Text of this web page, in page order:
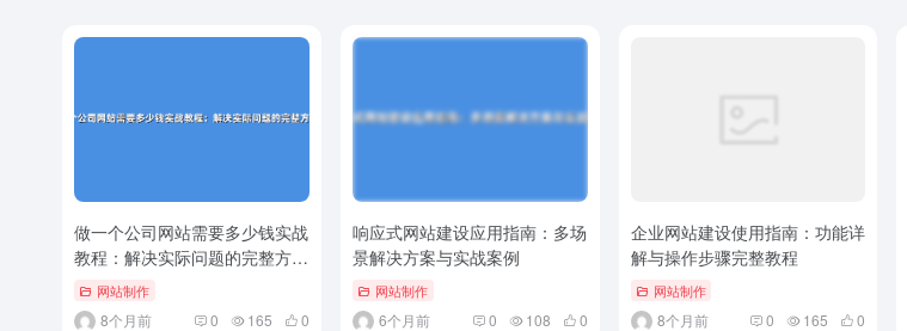
做一个公司网站需要多少钱实战
教程：解决实际问题的完整方案
与..网站制作
8个月前 0 165 0
响应式网站建设应用指南：多场
景解决方案与实战案例
网站制作
6个月前 0 108 0
企业网站建设使用指南：功能详
解与操作步骤完整教程
网站制作
8个月前 0 165 0